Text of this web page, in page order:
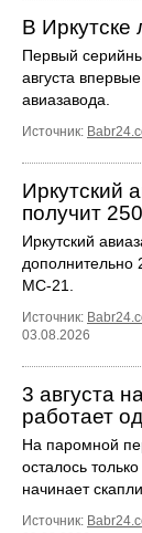
В
Первый
августа
авиазавода.
Источник:
Иркутский
получит
Иркутский
дополнительно
МС‑21.
Источник:
03.08.2026
3 августа
работает
На паромной
осталось
начинает
Источник: